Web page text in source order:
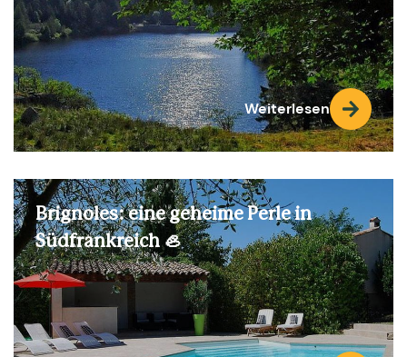
Weiterlesen
Brignoles: eine geheime Perle in
Südfrankreich 🦪